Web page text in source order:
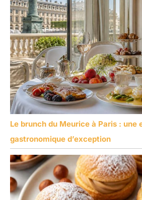
Le brunch du Meurice à Paris : une
gastronomique d’exception